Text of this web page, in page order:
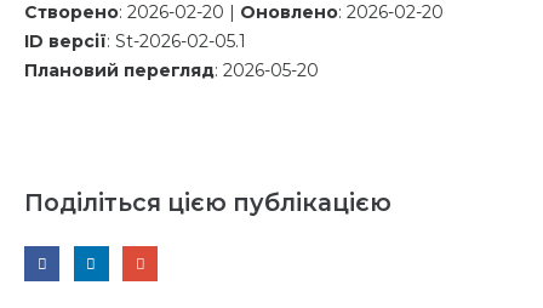
Створено: 2026-02-20 | Оновлено: 2026-02-20
ID версії: St-2026-02-05.1
Плановий перегляд: 2026-05-20
Поділіться цією публікацією